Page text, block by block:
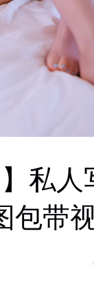
私人
包带